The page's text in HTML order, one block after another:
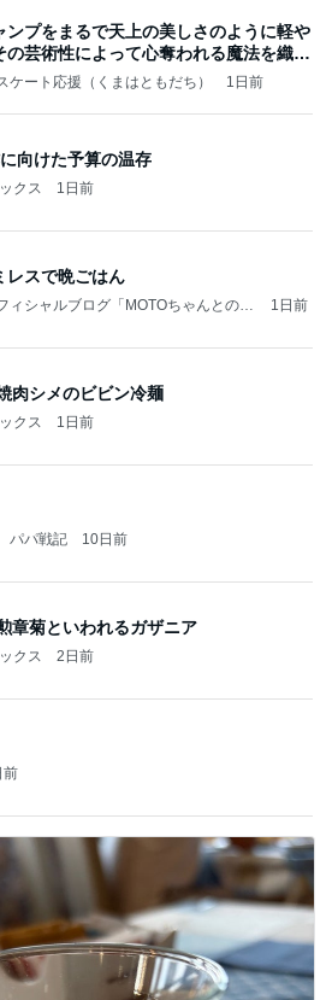
ンプをまるで天上の美しさのように軽や
の芸術性によって心奪われる魔法を織り
ケート応援（くまはともだち） 1日前
向けた予算の温存
クス 1日前
レスで晩ごはん
ィシャルブログ「MOTOちゃんとのは
1日前
肉シメのビビン冷麺
クス 1日前
パパ戦記 10日前
章菊といわれるガザニア
クス 2日前
前